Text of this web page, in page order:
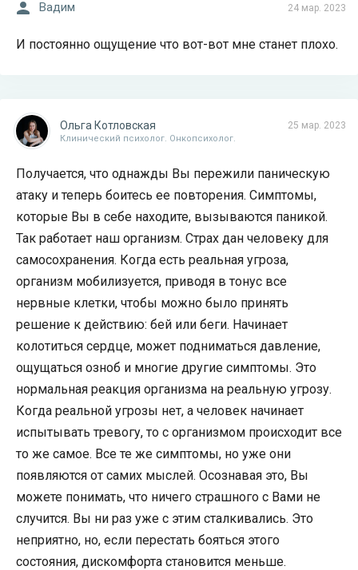
24 мар. 2023
Вадим
И постоянно ощущение что вот-вот мне станет плохо.
25 мар. 2023
Ольга Котловская
Клинический психолог. Онкопсихолог.
Получается, что однажды Вы пережили паническую
атаку и теперь боитесь ее повторения. Симптомы,
которые Вы в себе находите, вызываются паникой.
Так работает наш организм. Страх дан человеку для
самосохранения. Когда есть реальная угроза,
организм мобилизуется, приводя в тонус все
нервные клетки, чтобы можно было принять
решение к действию: бей или беги. Начинает
колотиться сердце, может подниматься давление,
ощущаться озноб и многие другие симптомы. Это
нормальная реакция организма на реальную угрозу.
Когда реальной угрозы нет, а человек начинает
испытывать тревогу, то с организмом происходит все
то же самое. Все те же симптомы, но уже они
появляются от самих мыслей. Осознавая это, Вы
можете понимать, что ничего страшного с Вами не
случится. Вы ни раз уже с этим сталкивались. Это
неприятно, но, если перестать бояться этого
состояния, дискомфорта становится меньше.